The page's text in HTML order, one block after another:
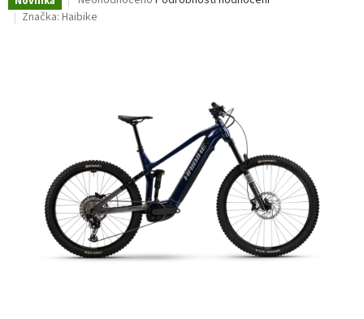
hodnocení
Značka: Haibike